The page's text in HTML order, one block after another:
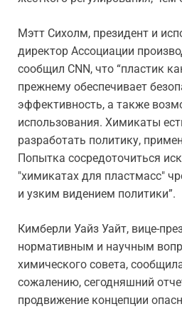
Мэтт Сихолм, президент и
директор Ассоциации
сообщил CNN, что “пластик
прежнему обеспечивает
эффективность, а также
использования. Химикаты
разработать политику,
Попытка сосредоточиться
"химикатах для пластмасс"
и узким видением политики”.
Кимберли Уайз Уайт, вице-
нормативным и научным
химического совета,
сожалению, сегодняшний
продвижение концепции